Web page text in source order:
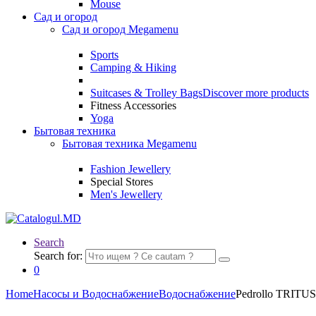
Mouse
Сад и огород
Сад и огород Megamenu
Sports
Camping & Hiking
Suitcases & Trolley BagsDiscover more products
Fitness Accessories
Yoga
Бытовая техника
Бытовая техника Megamenu
Fashion Jewellery
Special Stores
Men's Jewellery
Search
Search for:
0
HomeНасосы и ВодоснабжениеВодоснабжениеPedrollo